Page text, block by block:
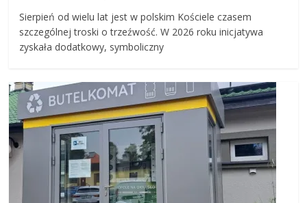
Sierpień od wielu lat jest w polskim Kościele czasem
szczególnej troski o trzeźwość. W 2026 roku inicjatywa
zyskała dodatkowy, symboliczny